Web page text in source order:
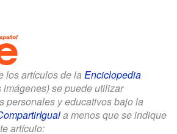
los artículos de la Enciclopedia
imágenes) se puede utilizar
personales y educativos bajo la
a menos que se indique
artículo: